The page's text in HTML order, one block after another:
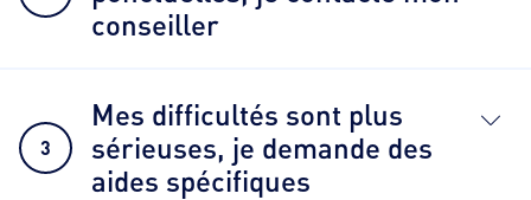
conseiller
3
Mes difficultés sont plus
sérieuses, je demande des
aides spécifiques